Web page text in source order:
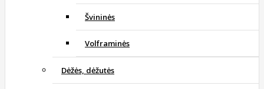
Švininės
Volframinės
Dėžės, dėžutės